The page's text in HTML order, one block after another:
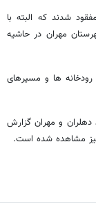
شدند که البته با
مهران در حاشیه
ها و مسیرهای
و مهران گزارش
نیز مشاهده شده است.